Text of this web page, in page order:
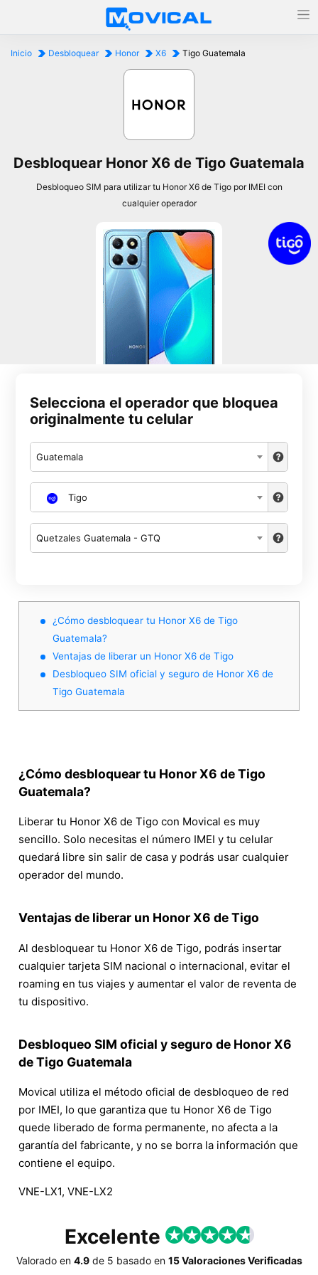
Inicio Desbloquear Honor X6 Tigo Guatemala
Desbloquear Honor X6 de Tigo Guatemala
Desbloqueo SIM para utilizar tu Honor X6 de Tigo por IMEI con
cualquier operador
Selecciona el operador que bloquea
originalmente tu celular
Guatemala
Tigo
Quetzales Guatemala - GTQ
¿Cómo desbloquear tu Honor X6 de Tigo
Guatemala?
Ventajas de liberar un Honor X6 de Tigo
Desbloqueo SIM oficial y seguro de Honor X6 de
Tigo Guatemala
¿Cómo desbloquear tu Honor X6 de Tigo
Guatemala?
Liberar tu Honor X6 de Tigo con Movical es muy
sencillo. Solo necesitas el número IMEI y tu celular
quedará libre sin salir de casa y podrás usar cualquier
operador del mundo.
Ventajas de liberar un Honor X6 de Tigo
Al desbloquear tu Honor X6 de Tigo, podrás insertar
cualquier tarjeta SIM nacional o internacional, evitar el
roaming en tus viajes y aumentar el valor de reventa de
tu dispositivo.
Desbloqueo SIM oficial y seguro de Honor X6
de Tigo Guatemala
Movical utiliza el método oficial de desbloqueo de red
por IMEI, lo que garantiza que tu Honor X6 de Tigo
quede liberado de forma permanente, no afecta a la
garantía del fabricante, y no se borra la información que
contiene el equipo.
VNE-LX1, VNE-LX2
Excelente
Valorado en 4.9de 5 basado en 15 Valoraciones Verificadas